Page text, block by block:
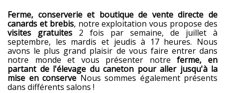
Ferme, conserverie et boutique de vente directe de
canards et brebis, notre exploitation vous propose des
visites gratuites 2 fois par semaine, de juillet à
septembre, les mardis et jeudis à 17 heures. Nous
avons le plus grand plaisir de vous faire entrer dans
notre monde et vous présenter notreferme, en
partant de l'élevage du caneton pour aller jusqu'à la
mise en conserveNous sommes également présents
dans différents salons !